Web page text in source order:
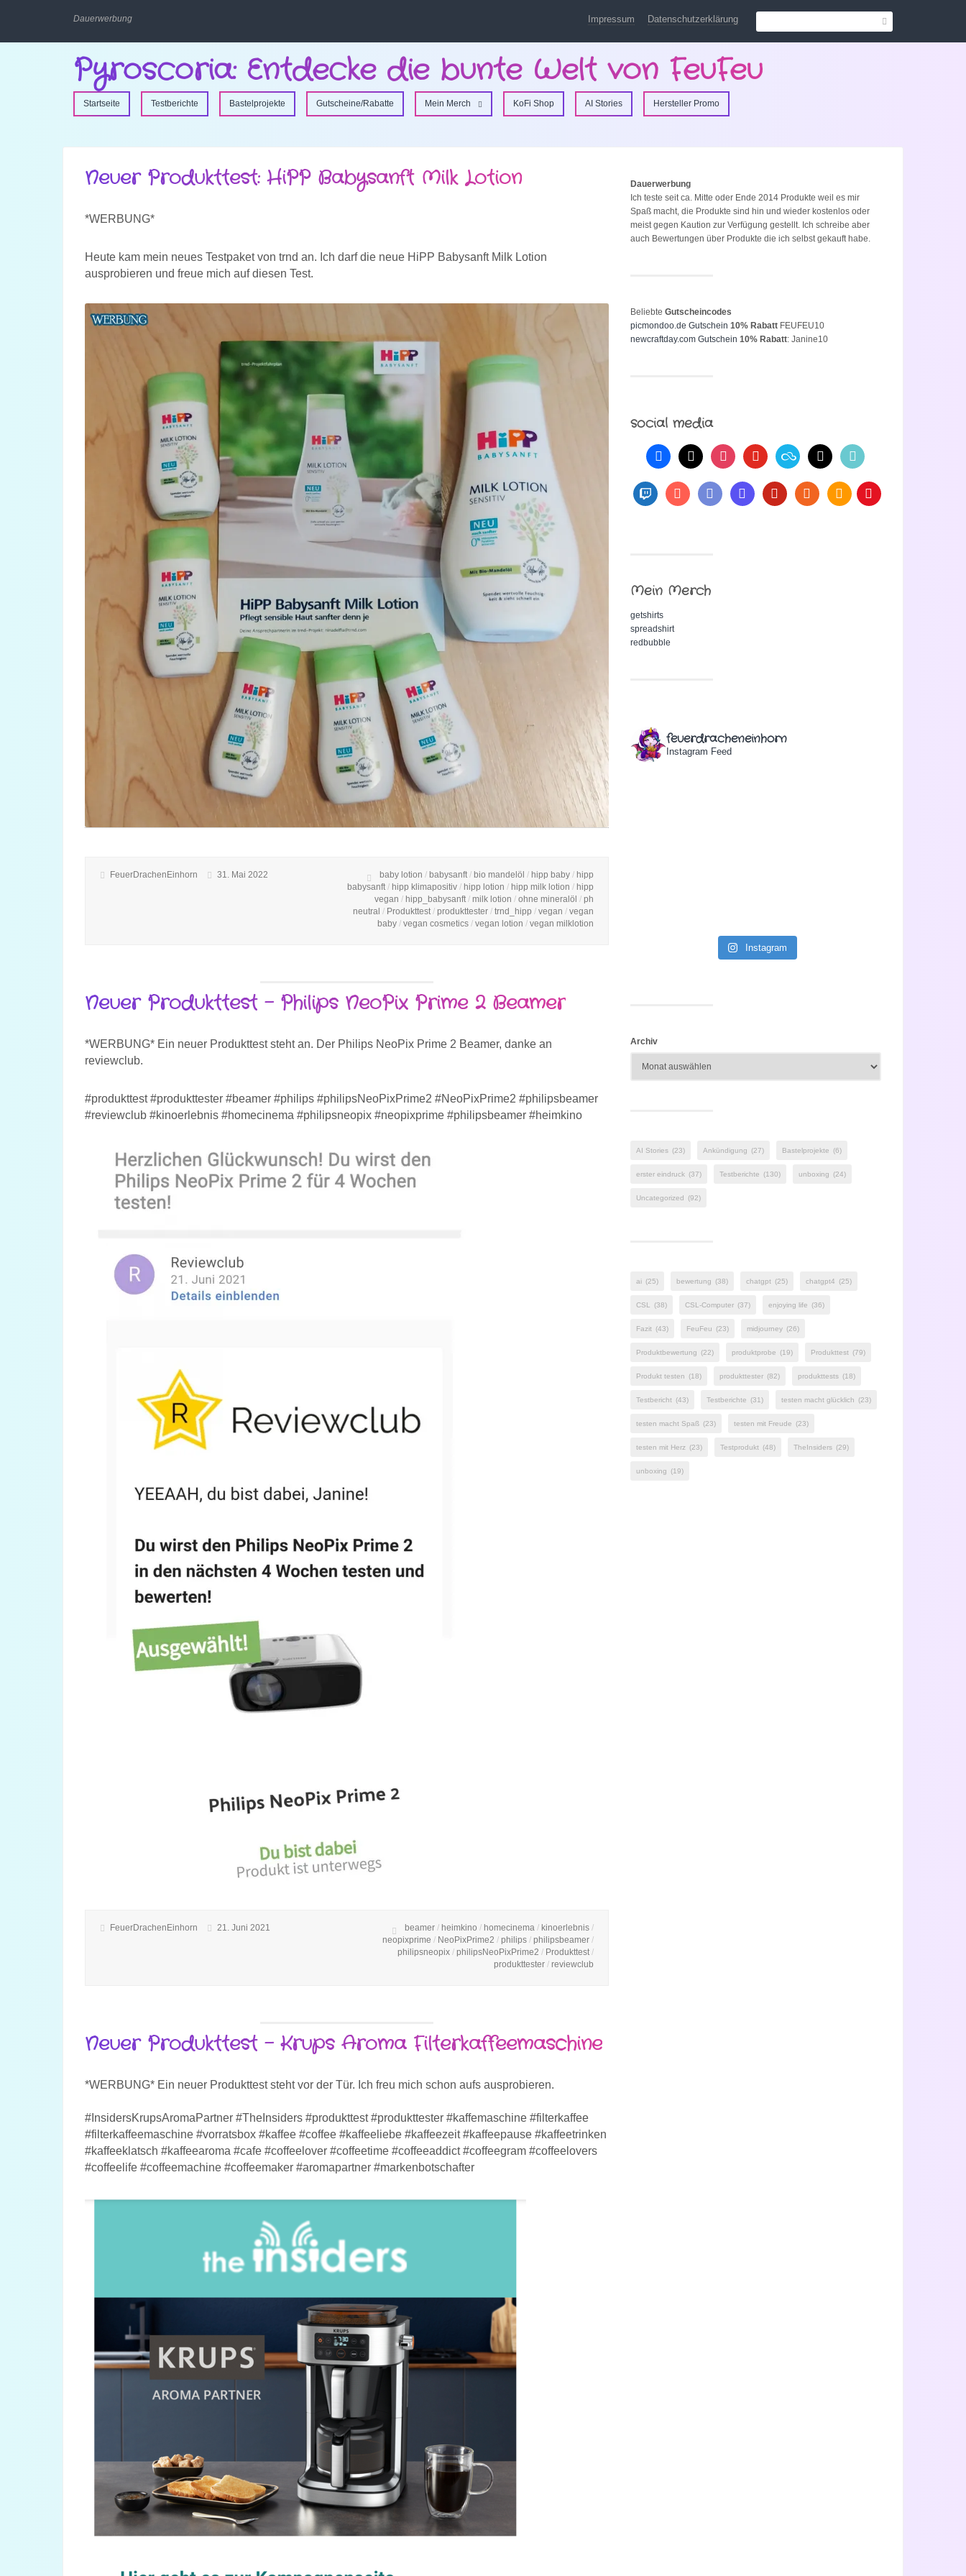
Dauerwerbung Impressum Datenschutzerklärung
Pyroscoria: Entdecke die bunte Welt von FeuFeu
Startseite Testberichte Bastelprojekte Gutscheine/Rabatte Mein Merch KoFi Shop AI Stories Hersteller Promo
Neuer Produkttest: HiPP Babysanft Milk Lotion
*WERBUNG*
Heute kam mein neues Testpaket von trnd an. Ich darf die neue HiPP Babysanft Milk Lotion
ausprobieren und freue mich auf diesen Test.
FeuerDrachenEinhorn 31. Mai 2022 baby lotion / babysanft / bio mandelöl / hipp baby / hipp
babysanft / hipp klimapositiv / hipp lotion / hipp milk lotion / hipp
vegan / hipp_babysanft / milk lotion / ohne mineralöl / ph
neutral / Produkttest / produkttester / trnd_hipp / vegan / vegan
baby / vegan cosmetics / vegan lotion / vegan milklotion
Neuer Produkttest – Philips NeoPix Prime 2 Beamer
*WERBUNG* Ein neuer Produkttest steht an. Der Philips NeoPix Prime 2 Beamer, danke an
reviewclub.
#produkttest #produkttester #beamer #philips #philipsNeoPixPrime2 #NeoPixPrime2 #philipsbeamer
#reviewclub #kinoerlebnis #homecinema #philipsneopix #neopixprime #philipsbeamer #heimkino
FeuerDrachenEinhorn 21. Juni 2021 beamer / heimkino / homecinema / kinoerlebnis /
neopixprime / NeoPixPrime2 / philips / philipsbeamer /
philipsneopix / philipsNeoPixPrime2 / Produkttest /
produkttester / reviewclub
Neuer Produkttest – Krups Aroma Filterkaffeemaschine
*WERBUNG* Ein neuer Produkttest steht vor der Tür. Ich freu mich schon aufs ausprobieren.
#InsidersKrupsAromaPartner #TheInsiders #produkttest #produkttester #kaffemaschine #filterkaffee
#filterkaffeemaschine #vorratsbox #kaffee #coffee #kaffeeliebe #kaffeezeit #kaffeepause #kaffeetrinken
#kaffeeklatsch #kaffeearoma #cafe #coffeelover #coffeetime #coffeeaddict #coffeegram #coffeelovers
#coffeelife #coffeemachine #coffeemaker #aromapartner #markenbotschafter
Dauerwerbung
Ich teste seit ca. Mitte oder Ende 2014 Produkte weil es mir
Spaß macht, die Produkte sind hin und wieder kostenlos oder
meist gegen Kaution zur Verfügung gestellt. Ich schreibe aber
auch Bewertungen über Produkte die ich selbst gekauft habe.
Beliebte Gutscheincodes
picmondoo.de Gutschein 10% RabattFEUFEU10
newcraftday.com Gutschein 10% Rabatt: Janine10
social media
Mein Merch
getshirts
spreadshirt
redbubble
feuerdracheneinhorn
Instagram Feed
Instagram
Archiv
AI Stories (23) Ankündigung (27) Bastelprojekte (6)
erster eindruck (37) Testberichte (130) unboxing (24)
Uncategorized (92)
ai (25) bewertung (38) chatgpt (25) chatgpt4 (25)
CSL (38) CSL-Computer (37) enjoying life (36)
Fazit (43) FeuFeu (23) midjourney (26)
Produktbewertung (22) produktprobe (19) Produkttest (79)
Produkt testen (18) produkttester (82) produkttests (18)
Testbericht (43) Testberichte (31) testen macht glücklich (23)
testen macht Spaß (23) testen mit Freude (23)
testen mit Herz (23) Testprodukt (48) TheInsiders (29)
unboxing (19)